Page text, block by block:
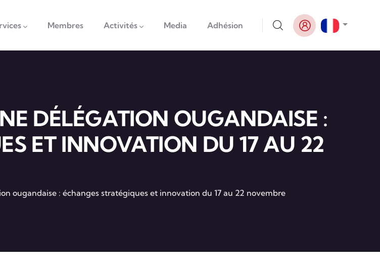
Membres Activités Media Adhésion Lister
DÉLÉGATION OUGANDAISE :
ET INNOVATION DU 17 AU 22
ougandaise : échanges stratégiques et innovation du 17 au 22 novembre